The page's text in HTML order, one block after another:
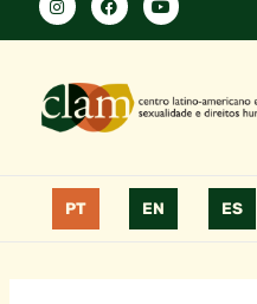
PT EN ES